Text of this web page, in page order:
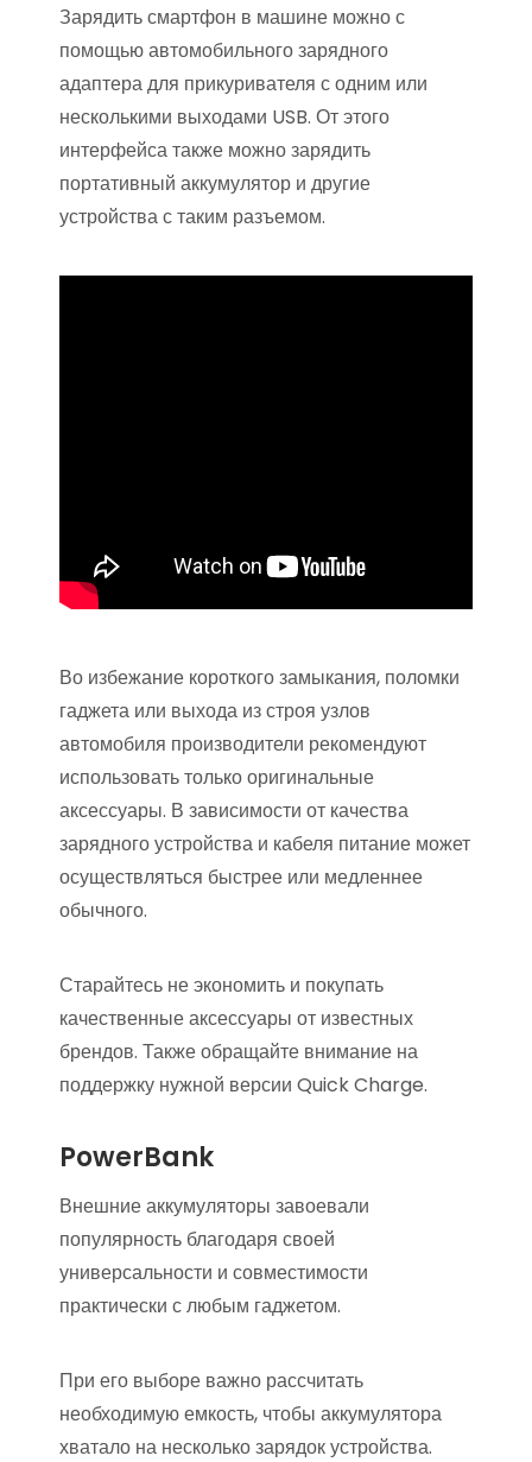
Зарядить смартфон в машине можно с
помощью автомобильного зарядного
адаптера для прикуривателя с одним или
несколькими выходами USB. От этого
интерфейса также можно зарядить
портативный аккумулятор и другие
устройства с таким разъемом.
Во избежание короткого замыкания, поломки
гаджета или выхода из строя узлов
автомобиля производители рекомендуют
использовать только оригинальные
аксессуары. В зависимости от качества
зарядного устройства и кабеля питание может
осуществляться быстрее или медленнее
обычного.
Старайтесь не экономить и покупать
качественные аксессуары от известных
брендов. Также обращайте внимание на
поддержку нужной версии Quick Charge.
PowerBank
Внешние аккумуляторы завоевали
популярность благодаря своей
универсальности и совместимости
практически с любым гаджетом.
При его выборе важно рассчитать
необходимую емкость, чтобы аккумулятора
хватало на несколько зарядок устройства.